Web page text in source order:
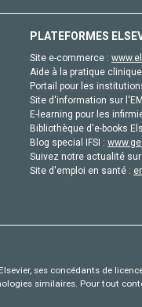
PLATEFORMES
Site e-commerce :
Aide à la pratique
Portail pour les
Site d'information sur
E-learning pour les
Bibliothèque d'e-books
Blog special IFSI :
Suivez notre actualité
Site d'emploi en santé :
ses concédants de
similaires. Pour tout